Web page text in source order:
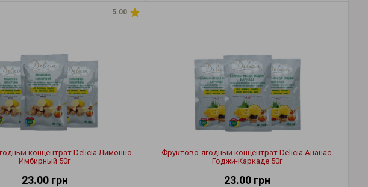
5.00
концентрат Delicia Лимонно-
Имбирный 50г
23.00 грн
Фруктово-ягодный концентрат Delicia Ананас-
Годжи-Каркаде 50г
23.00 грн